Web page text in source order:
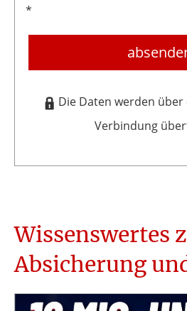
*
Die Daten werden über
Verbindung
Wissenswertes
Absicherung